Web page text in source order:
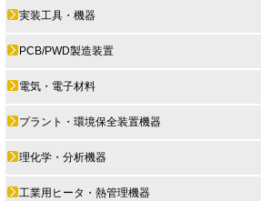
実装工具・機器
PCB/PWD製造装置
電気・電子材料
プラント・環境保全装置機器
理化学・分析機器
工業用ヒータ・熱管理機器